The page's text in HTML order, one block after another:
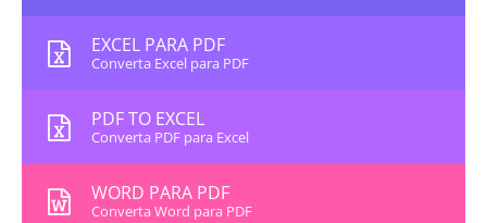
EXCEL PARA PDF
Converta Excel para PDF
PDF TO EXCEL
Converta PDF para Excel
WORD PARA PDF
Converta Word para PDF